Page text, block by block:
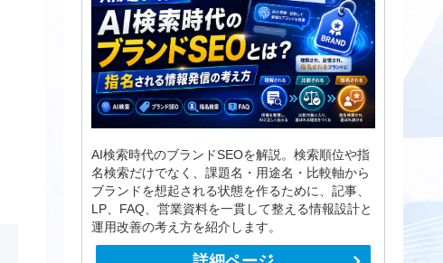
AI検索時代のブランドSEOを解説。検索順位や指
名検索だけでなく、課題名・用途名・比較軸から
ブランドを想起される状態を作るために、記事、
LP、FAQ、営業資料を一貫して整える情報設計と
運用改善の考え方を紹介します。